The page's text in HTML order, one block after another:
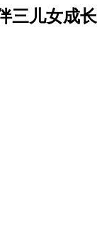
三儿女成长